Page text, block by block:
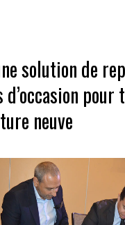
solution de
pour
neuve